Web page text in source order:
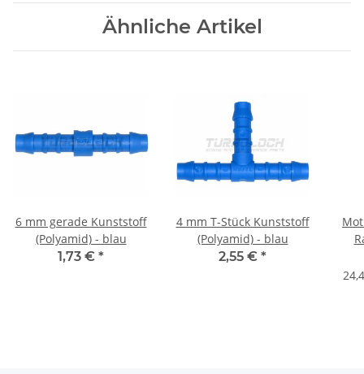
Ähnliche Artikel
6 mm gerade Kunststoff
(Polyamid) - blau
1,73 € *
4 mm T-Stück Kunststoff
(Polyamid) - blau
2,55 € *